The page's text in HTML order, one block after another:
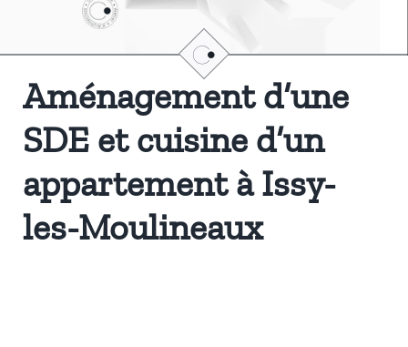
Aménagement d’une
SDE et cuisine d’un
appartement à Issy-
les-Moulineaux